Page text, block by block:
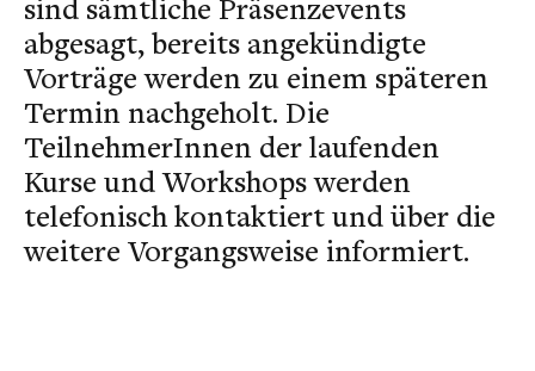
abgesagt, bereits angekündigte
Vorträge werden zu einem späteren
Termin nachgeholt. Die
TeilnehmerInnen der laufenden
Kurse und Workshops werden
telefonisch kontaktiert und über die
weitere Vorgangsweise informiert.